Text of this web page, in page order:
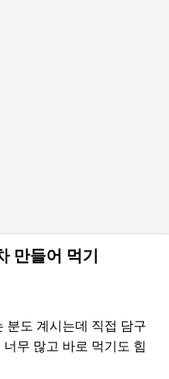
만들어 먹기
분도 계시는데 직접 담구
무 많고 바로 먹기도 힘